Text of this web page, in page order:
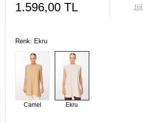
1.596,00 TL
Renk: Ekru
Camel Ekru